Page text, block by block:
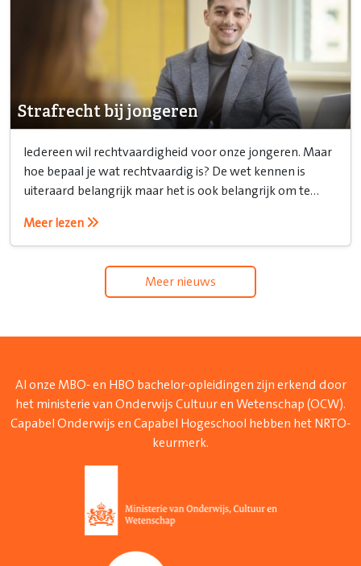
Strafrecht bij jongeren
Iedereen wil rechtvaardigheid voor onze jongeren. Maar
hoe bepaal je wat rechtvaardig is? De wet kennen is
uiteraard belangrijk maar het is ook belangrijk om te
Meer lezen
Meer nieuws
Al onze MBO- en HBO bachelor-opleidingen zijn erkend door
het ministerie van Onderwijs Cultuur en Wetenschap (OCW).
Capabel Onderwijs en Capabel Hogeschool hebben het NRTO-
keurmerk.